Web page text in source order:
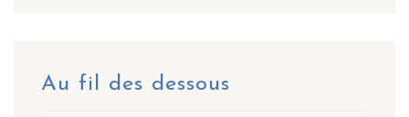
Au fil des dessous